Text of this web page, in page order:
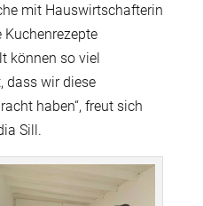
mit Hauswirtschafterin
Kuchenrezepte
können so viel
dass wir diese
haben“, freut sich
Sill.